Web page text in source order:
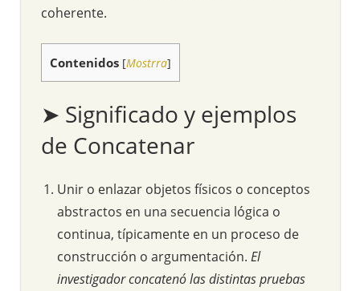
coherente.
Contenidos [Mostrra]
➤ Significado y ejemplos
de Concatenar
Unir o enlazar objetos físicos o conceptos
abstractos en una secuencia lógica o
continua, típicamente en un proceso de
construcción o argumentación. El
investigador concatenó las distintas pruebas